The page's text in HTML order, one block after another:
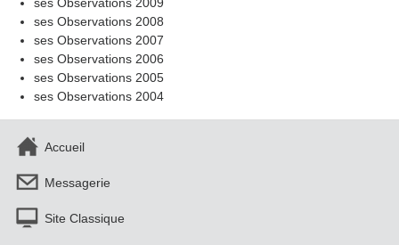
ses Observations 2008
ses Observations 2007
ses Observations 2006
ses Observations 2005
ses Observations 2004
Accueil
Messagerie
Site Classique